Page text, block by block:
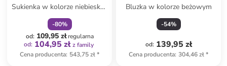
Sukienka w kolorze niebiesko-
białym
-80%
od: 109,95 złregularna
od: 104,95 zł z family
Cena producenta: 543,75 zł*
Bluzka w kolorze beżowym
-54%
od: 139,95 zł
Cena producenta: 304,46 zł*